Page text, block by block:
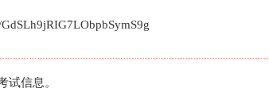
试信息。